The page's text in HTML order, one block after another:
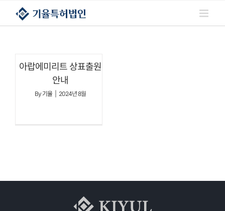
콘텐츠로
건너뛰기
아랍에미리트 상표출원
안내
By기율 2024년 8월